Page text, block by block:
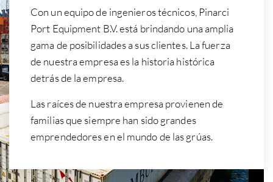
Con un equipo de ingenieros técnicos, Pinarci
Port Equipment B.V. está brindando una amplia
gama de posibilidades a sus clientes. La fuerza
de nuestra empresa es la historia histórica
detrás de la empresa.
Las raíces de nuestra empresa provienen de
familias que siempre han sido grandes
emprendedores en el mundo de las grúas.